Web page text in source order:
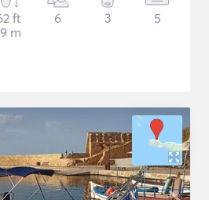
ft
m
6 3 5